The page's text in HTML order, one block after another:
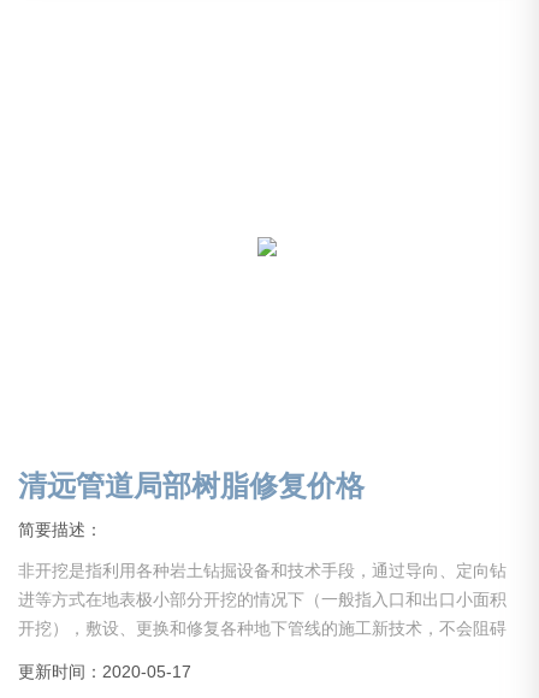
清远管道局部树脂修复价格
简要描述：
非开挖是指利用各种岩土钻掘设备和技术手段，通过导向、定向钻
进等方式在地表极小部分开挖的情况下（一般指入口和出口小面积
开挖），敷设、更换和修复各种地下管线的施工新技术，不会阻碍
活和工作秩序，解决了传统开挖施工对居民生活的干扰，对交通，
更新时间：2020-05-17